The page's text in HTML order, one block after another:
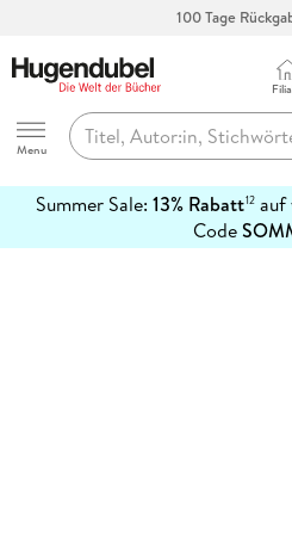
100 Tage
Hugendubel
Menu
Summer Sale: 13% Rabatt12auf
Code
erfahren